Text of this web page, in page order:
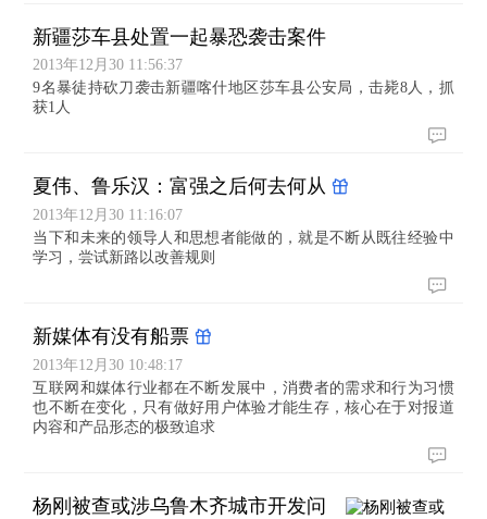
新疆莎车县处置一起暴恐袭击案件
2013年12月30 11:56:37
9名暴徒持砍刀袭击新疆喀什地区莎车县公安局，击毙8人，抓
获1人
夏伟、鲁乐汉：富强之后何去何从
2013年12月30 11:16:07
当下和未来的领导人和思想者能做的，就是不断从既往经验中
学习，尝试新路以改善规则
新媒体有没有船票
2013年12月30 10:48:17
互联网和媒体行业都在不断发展中，消费者的需求和行为习惯
也不断在变化，只有做好用户体验才能生存，核心在于对报道
内容和产品形态的极致追求
杨刚被查或涉乌鲁木齐城市开发问